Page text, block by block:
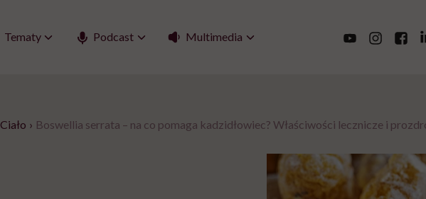
Tematy Podcast Multimedia
Ciało › Boswellia serrata – na co pomaga kadzidłowiec? Właściwości lecznicze i